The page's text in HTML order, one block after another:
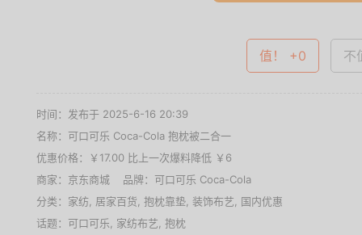
值！ +0 不
时间：发布于 2025-6-16 20:39
名称： 可口可乐 Coca-Cola 抱枕被二合一
优惠价格：
￥17.00 比上一次爆料降低 ￥6
商家： 京东商城 品牌： 可口可乐 Coca-Cola
分类： 家纺 居家百货 抱枕靠垫 装饰布艺
国内优惠
话题： 可口可乐 家纺布艺 抱枕